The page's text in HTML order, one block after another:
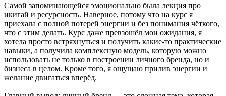
Самой запоминающейся эмоционально была лекция про
икигай и ресурсность. Наверное, потому что на курс я
приехала с полной потерей энергии и без понимания чёткого,
что с этим делать. Курс даже превзошёл мои ожидания, я
хотела просто встряхнуться и получить какие-то практические
навыки, а получила комплексную модель, которую можно
использовать не только в построении личного бренда, но и
бизнеса в целом. Кроме того, я ощущаю прилив энергии и
желание двигаться вперёд.